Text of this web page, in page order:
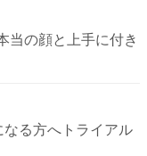
当の顔と上手に付き
なる方へトライアル